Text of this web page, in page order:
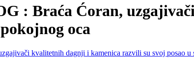
: Braća Ćoran,
oca